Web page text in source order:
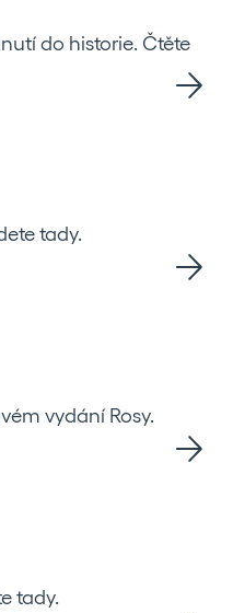
do historie. Čtěte
tady.
vydání Rosy.
tady.